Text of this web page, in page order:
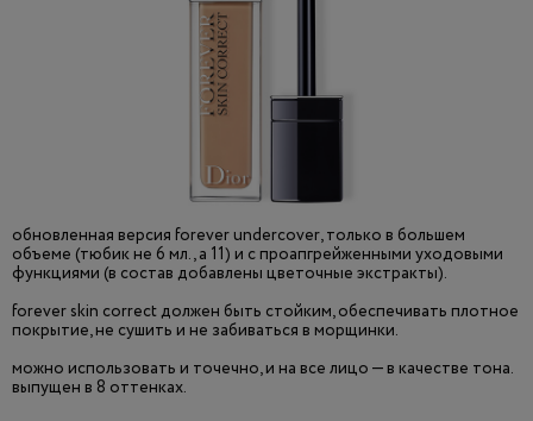
обновленная версия forever undercover, только в большем
объеме (тюбик не 6 мл., а 11) и с проапгрейженными уходовыми
функциями (в состав добавлены цветочные экстракты).
forever skin correct должен быть стойким, обеспечивать плотное
покрытие, не сушить и не забиваться в морщинки.
можно использовать и точечно, и на все лицо — в качестве тона.
выпущен в 8 оттенках.